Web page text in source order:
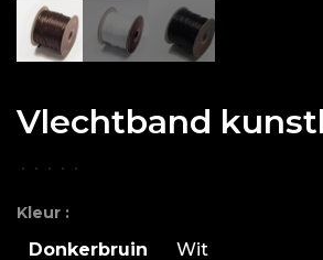
Vlechtband
• • • • •
Kleur :
Donkerbruin Wit